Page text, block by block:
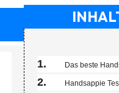
1 Das beste
2 Handsappie